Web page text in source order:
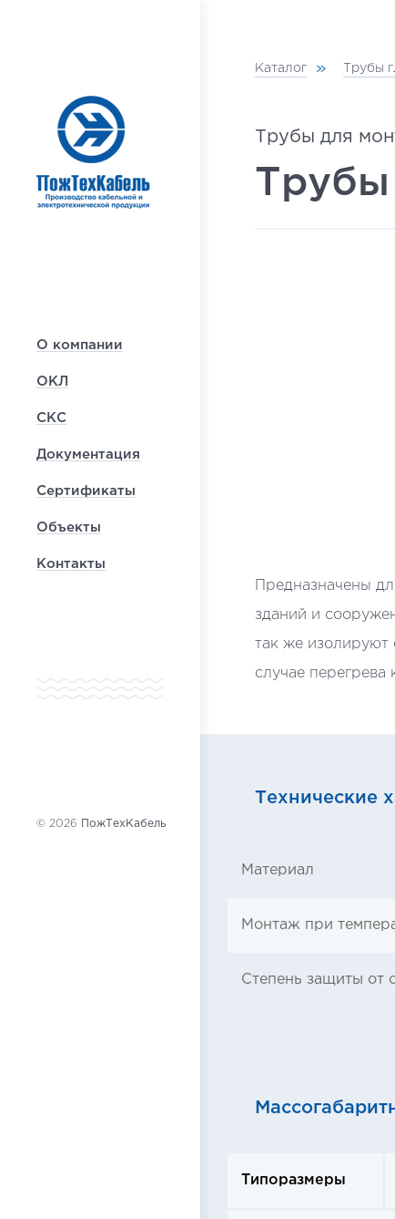
Каталог Трубы
Трубы для
Трубы
Предназначены
зданий и
так же изолируют
случае перегрева
Технические
Материал
Монтаж при
Степень защиты от
Типоразмеры
О компании
ОКЛ
СКС
Документация
Сертификаты
Объекты
Контакты
© 2026 ПожТехКабель